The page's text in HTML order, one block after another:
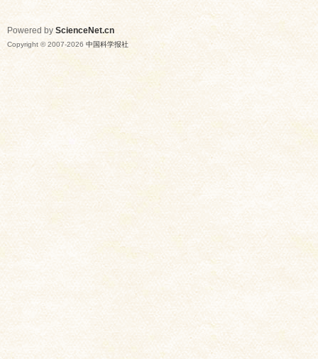
Powered by ScienceNet.cn
Copyright © 2007-2026 中国科学报社